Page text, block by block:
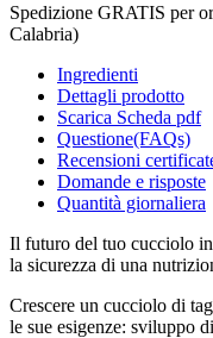
Spedizione GRATIS per
Calabria)
Ingredienti
Dettagli prodotto
Scarica Scheda pdf
Questione(FAQs)
Recensioni
Domande e risposte
Quantità giornaliera
Il futuro del tuo cucciolo
la sicurezza di una
Crescere un cucciolo di
le sue esigenze: sviluppo